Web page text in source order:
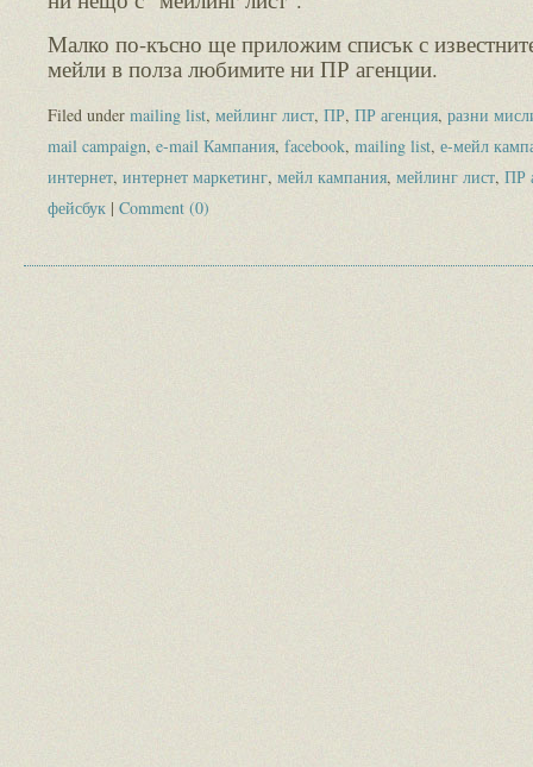
Малко по-късно ще приложим списък с
мейли в полза любимите ни ПР агенции.
Filed under mailing list, мейлинг лист, ПР, ПР агенция, разни
mail campaign, e-mail Кампания, facebook, mailing list, е-мейл
интернет, интернет маркетинг, мейл кампания, мейлинг лист, ПР
фейсбук | Comment (0)